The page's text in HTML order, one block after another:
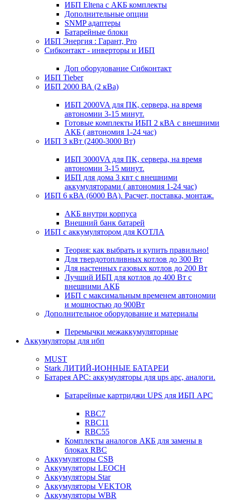
ИБП Eltena с АКБ комплекты
Дополнительные опции
SNMP адаптеры
Батарейные блоки
ИБП Энергия : Гарант, Pro
Сибконтакт - инверторы и ИБП
Доп оборудование Сибконтакт
ИБП Tieber
ИБП 2000 ВА (2 кВа)
ИБП 2000VA для ПК, сервера, на время
автономии 3-15 минут.
Готовые комплекты ИБП 2 кВА с внешними
АКБ ( автономия 1-24 час)
ИБП 3 кВт (2400-3000 Вт)
ИБП 3000VA для ПК, сервера, на время
автономии 3-15 минут.
ИБП для дома 3 квт с внешними
аккумуляторами ( автономия 1-24 час)
ИБП 6 кВА (6000 ВА). Расчет, поставка, монтаж.
АКБ внутри корпуса
Внешний банк батарей
ИБП с аккумулятором для КОТЛА
Теория: как выбрать и купить правильно!
Для твердотопливных котлов до 300 Вт
Для настенных газовых котлов до 200 Вт
Лучший ИБП для котлов до 400 Вт с
внешними АКБ
ИБП с максимальным временем автономии
и мощностью до 900Вт
Дополнительное оборудование и материалы
Перемычки межаккумуляторные
Аккумуляторы для ибп
MUST
Stark ЛИТИЙ-ИОННЫЕ БАТАРЕИ
Батарея APC: аккумуляторы для ups apc, аналоги.
Батарейные картриджи UPS для ИБП APC
RBC7
RBC11
RBC55
Комплекты аналогов АКБ для замены в
блоках RBC
Аккумуляторы CSB
Аккумуляторы LEOCH
Аккумуляторы Star
Аккумуляторы VEKTOR
Аккумуляторы WBR